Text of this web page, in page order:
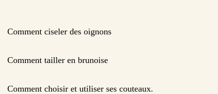
Comment ciseler des oignons
Comment tailler en brunoise
Comment choisir et utiliser ses couteaux.